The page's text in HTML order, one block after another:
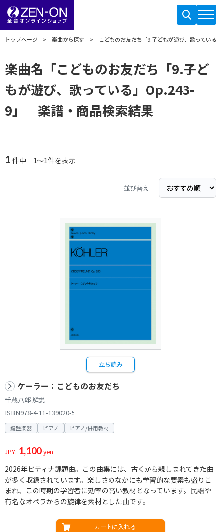
トップページ 楽曲から探す こどものお友だち「9.子どもが遊び、歌っている
楽曲名「こどものお友だち「9.子ど
もが遊び、歌っている」Op.243-
9」 楽譜・商品検索結果
1 件中 1～1件を表示
並び替え
立ち読み
ケーラー：こどものお友だち
千蔵八郎 解説
ISBN978-4-11-139020-5
鍵盤楽器 ピアノ ピアノ/併用教材
JPY: 1,100yen
2026年ピティナ課題曲。この曲集には、古くから親しまれてきた曲
が多く収録されています。楽しさのなかにも学習的な要素も盛りこ
まれ、この時期の学習者に効率の高い教材となっています。民謡や
有名なオペラからの旋律を素材とした曲です。
カートに入れる